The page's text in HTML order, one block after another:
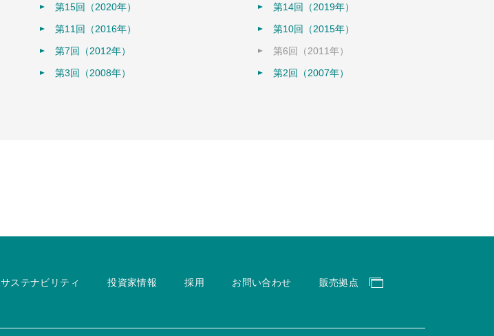
第15回（2020年）
第14回（2019年）
第11回（2016年）
第10回（2015年）
第7回（2012年）
第6回（2011年）
第3回（2008年）
第2回（2007年）
サステナビリティ 投資家情報 採用 お問い合わせ 販売拠点